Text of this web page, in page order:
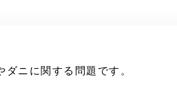
ニに関する問題です。